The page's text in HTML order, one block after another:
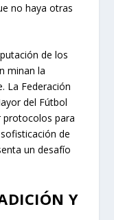
no haya otras
de los
minan la
La Federación
del Fútbol
protocolos para
de
un desafío
Y